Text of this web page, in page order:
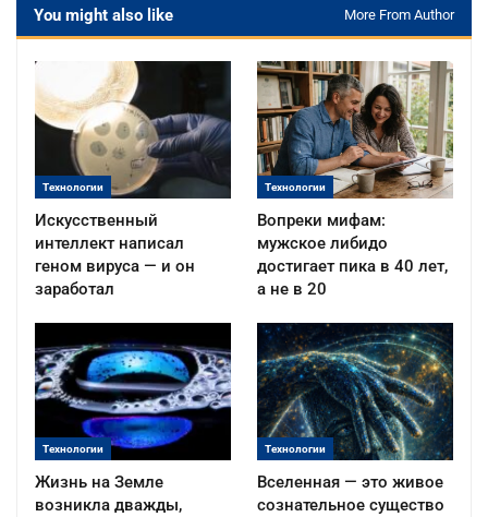
You might also like More From Author
Технологии
Искусственный
интеллект написал
геном вируса — и он
заработал
Технологии
Вопреки мифам:
мужское либидо
достигает пика в 40 лет,
а не в 20
Технологии
Жизнь на Земле
возникла дважды,
Технологии
Вселенная — это живое
сознательное существо